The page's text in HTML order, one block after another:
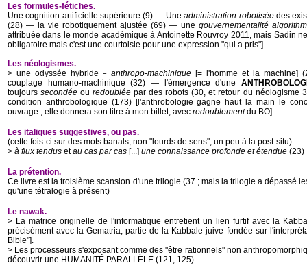
Les formules-fétiches.
Une cognition artificielle supérieure (9) ― Uneadministration robotiséedes
(28) ― la vie robotiquement ajustée (69) ― une gouvernementalité
attribuée dans le monde académique à Antoinette Rouvroy 2011, mais Sadin
obligatoire mais c'est une courtoisie pour une expression "qui a pris"]
Les néologismes.
> une odyssée hybride – anthropo-machinique [= l'homme et la machine]
couplage humano-machinique (32) ― l'émergence d'une
toujourssecondée ouredoublée par des robots (30, et retour du
condition anthrobologique (173) [l'anthrobologie gagne haut la main le
ouvrage ; elle donnera son titre à mon billet, avec redoublementdu BO]
Les italiques suggestives, ou pas.
(cette fois-ci sur des mots banals, non "lourds de sens", un peu à la post-situ)
> à flux tendus etau cas par cas [...] une connaissance profonde et étendue (23)
La prétention.
Ce livre est la troisième scansion d'une trilogie (37 ; mais la trilogie a dépassé
qu'une tétralogie à présent)
Le nawak.
> La matrice originelle de l'informatique entretient un lien furtif avec la
précisément avec la Gematria, partie de la Kabbale juive fondée sur
Bible"].
> Les processeurs s'exposant comme des "être rationnels" non
découvrir une HUMANITÉ PARALLÈLE (121, 125).